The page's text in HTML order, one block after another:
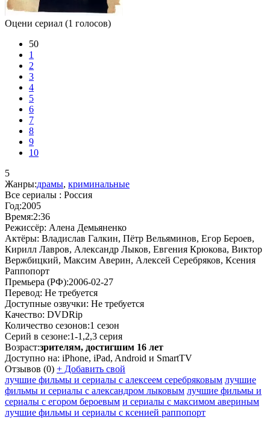
Оцени сериал (1 голосов)
50
1
2
3
4
5
6
7
8
9
10
5
Жанры:драмы, криминальные
Все сериалы : Россия
Год:2005
Время:2:36
Режиссёр: Алена Демьяненко
Актёры: Владислав Галкин, Пётр Вельяминов, Егор Бероев,
Кирилл Лавров, Александр Лыков, Евгения Крюкова, Виктор
Вержбицкий, Максим Аверин, Алексей Серебряков, Ксения
Раппопорт
Премьера (РФ):2006-02-27
Перевод: Не требуется
Доступные озвучки: Не требуется
Качество: DVDRip
Количество сезонов:1 сезон
Серий в сезоне:1-1,2,3 серия
Возраст:зрителям, достигшим 16 лет
Доступно на: iPhone, iPad, Android и SmartTV
Отзывов (0) + Добавить свой
лучшие фильмы и сериалы с алексеем серебряковым лучшие
фильмы и сериалы с александром лыковым лучшие фильмы и
сериалы с егором бероевым и сериалы с максимом авериным
лучшие фильмы и сериалы с ксенией раппопорт